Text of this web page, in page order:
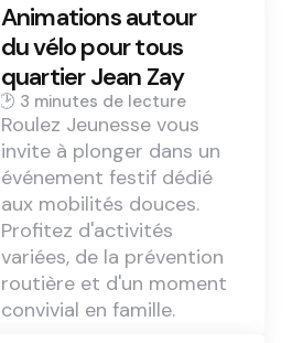
Animations autour
du vélo pour tous
quartier Jean Zay
3 min
Roulez Jeunesse vous
invite à plonger dans un
événement festif dédié
aux mobilités douces.
Profitez d'activités
variées, de la prévention
routière et d'un moment
convivial en famille.